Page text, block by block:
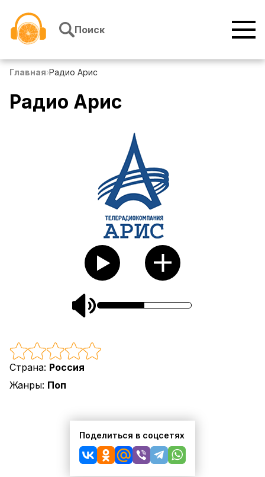
Поиск
Главная›Радио Арис
Радио Арис
Страна: Россия
Жанры: Поп
Поделиться в соцсетях